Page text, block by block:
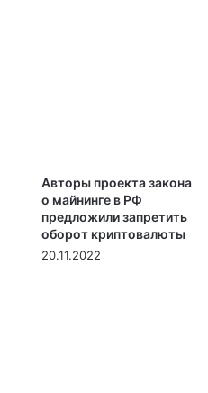
Авторы проекта закона
о майнинге в РФ
предложили запретить
оборот криптовалюты
20.11.2022